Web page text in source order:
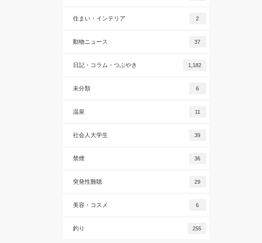
住まい・インテリア 2
動物ニュース 37
日記・コラム・つぶやき 1,182
未分類 6
温泉 11
社会人大学生 39
禁煙 36
突発性難聴 29
美容・コスメ 6
釣り 255